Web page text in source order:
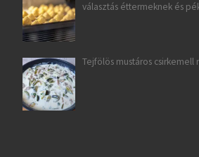
választás éttermeknek és
Tejfölös mustáros csirkemell